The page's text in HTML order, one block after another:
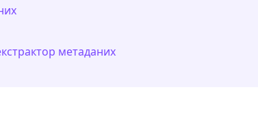
метаданих